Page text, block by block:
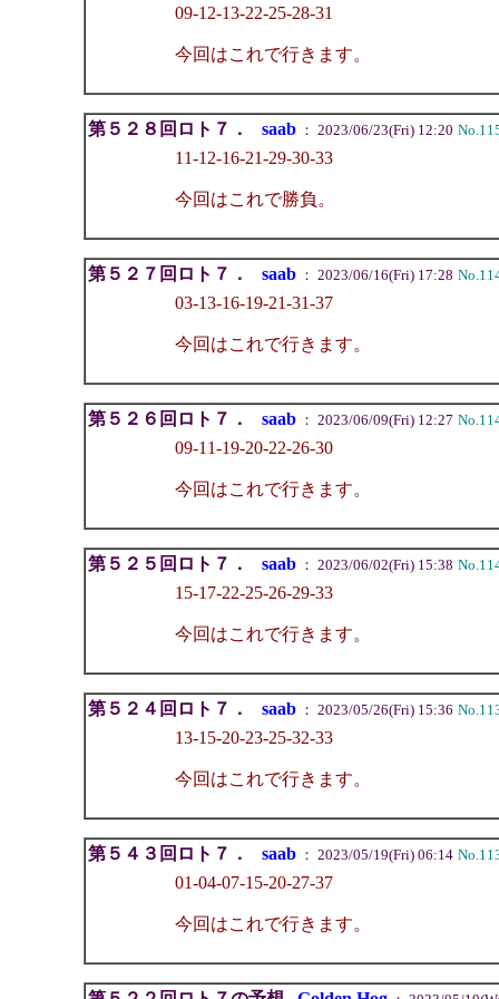
09-12-13-22-25-28-31
今回はこれで行きます。
第５２８回ロト７． saab： 2023/06/23(Fri) 12:20
11-12-16-21-29-30-33
今回はこれで勝負。
第５２７回ロト７． saab： 2023/06/16(Fri) 17:28
03-13-16-19-21-31-37
今回はこれで行きます。
第５２６回ロト７． saab： 2023/06/09(Fri) 12:27
09-11-19-20-22-26-30
今回はこれで行きます。
第５２５回ロト７． saab： 2023/06/02(Fri) 15:38
15-17-22-25-26-29-33
今回はこれで行きます。
第５２４回ロト７． saab： 2023/05/26(Fri) 15:36
13-15-20-23-25-32-33
今回はこれで行きます。
第５４３回ロト７． saab： 2023/05/19(Fri) 06:14
01-04-07-15-20-27-37
今回はこれで行きます。